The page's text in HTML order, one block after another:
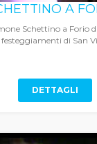
A
Schettino a Forio
festeggiamenti di San
DETTAGLI